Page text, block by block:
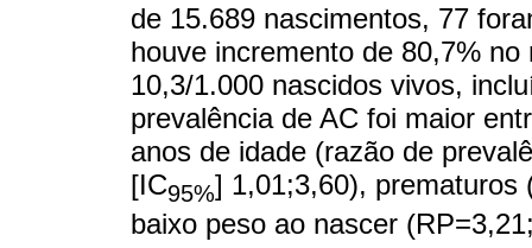
de 15.689 nascimentos, 77
houve incremento de 80,7%
10,3/1.000 nascidos vivos,
prevalência de AC foi maior
anos de idade (razão de
[IC95%] 1,01;3,60), prematuros
baixo peso ao nascer